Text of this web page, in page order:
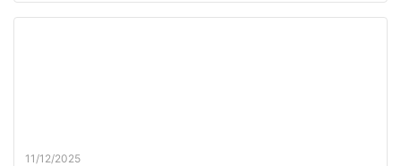
11/12/2025